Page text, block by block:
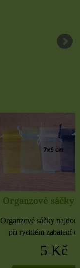
Organzové sáčky
Organzové sáčky najdou
při rychlém zabalení
5 Kč